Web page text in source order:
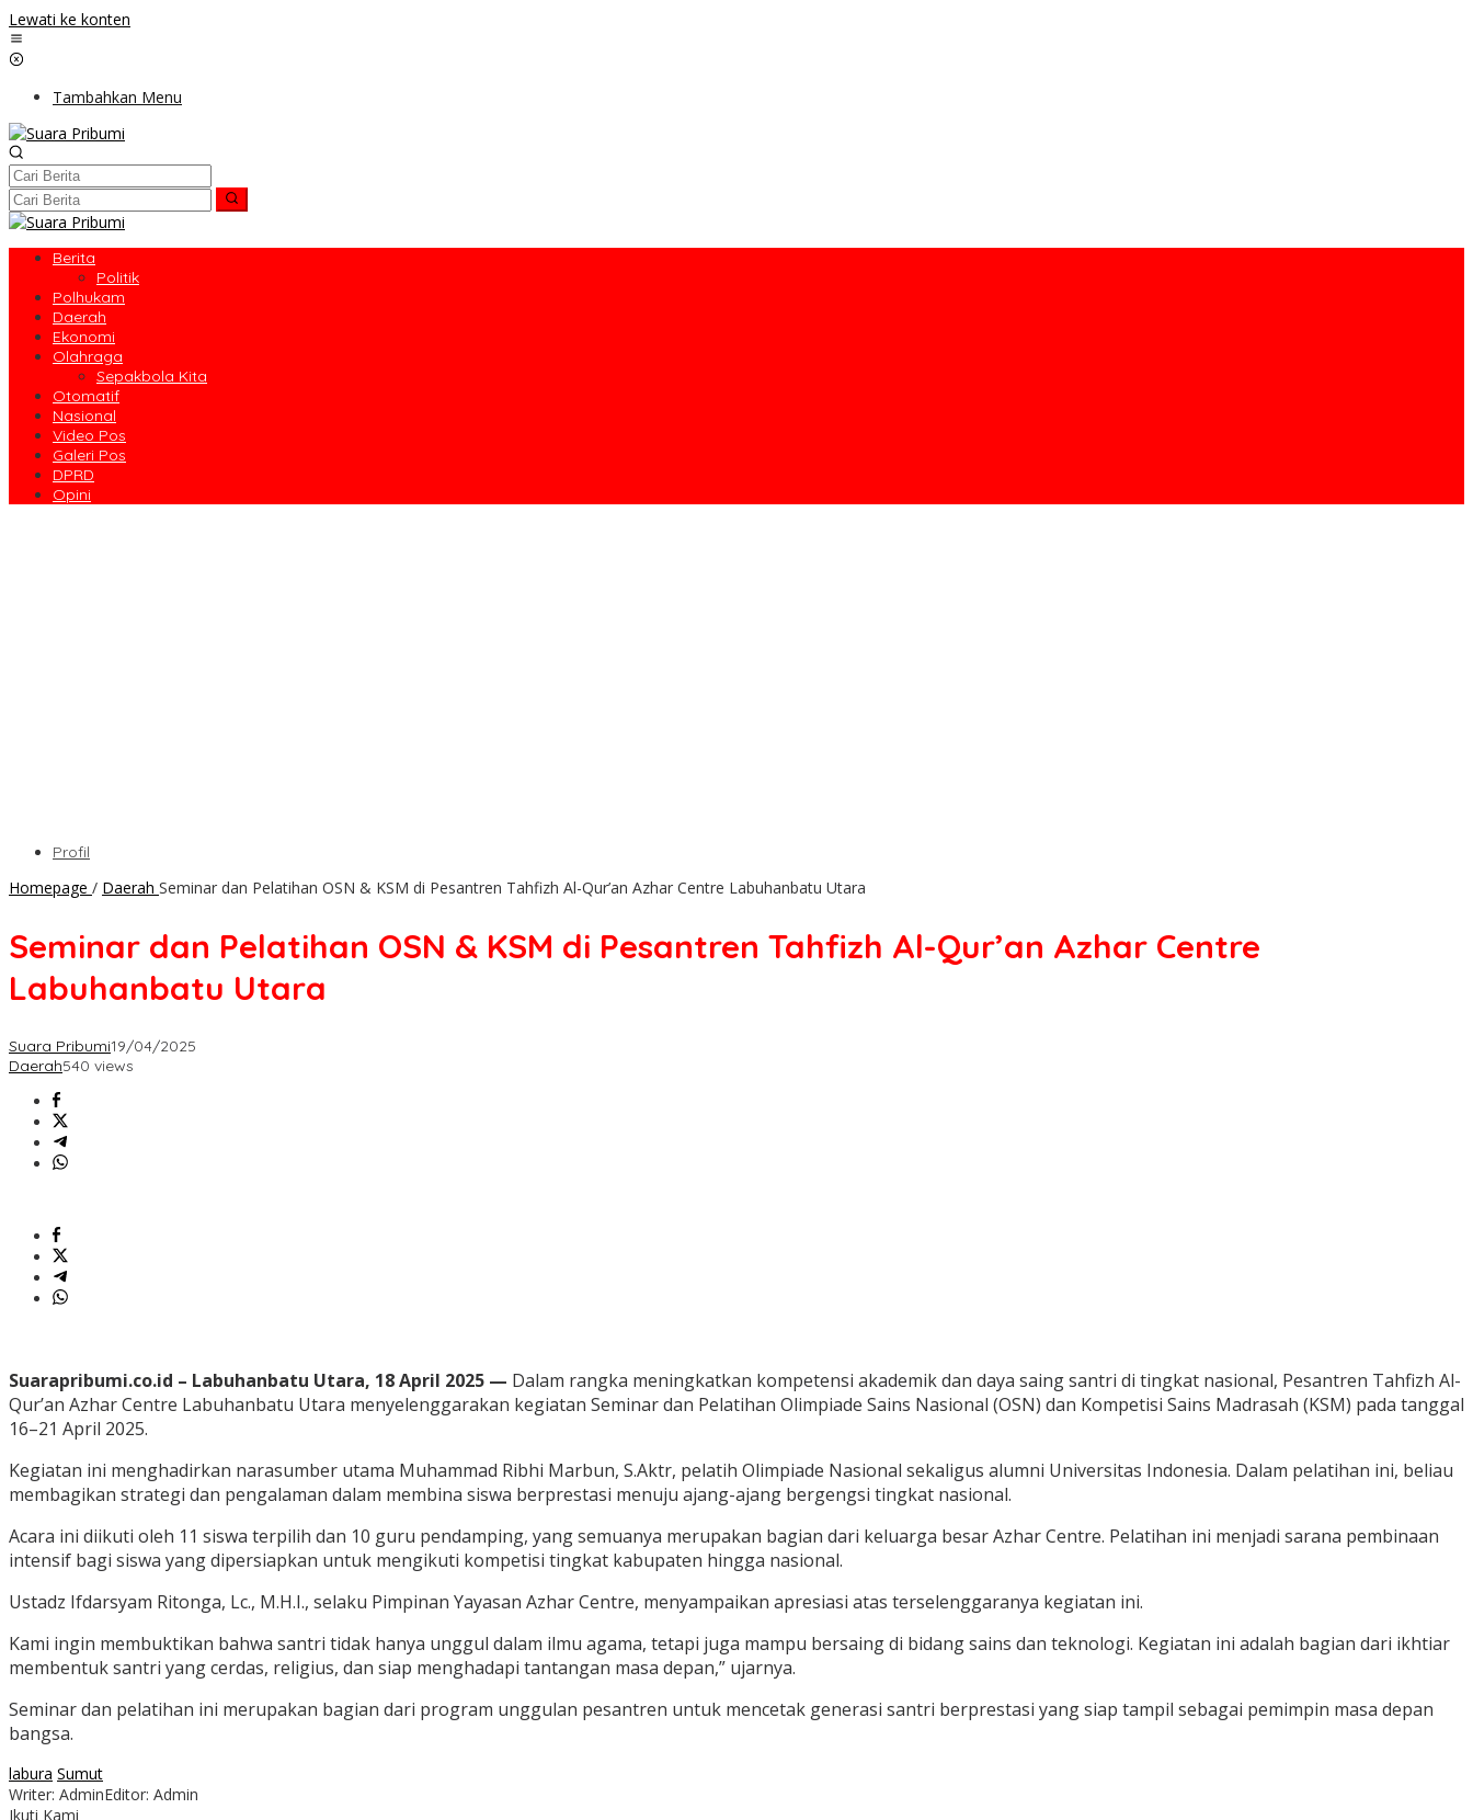
Lewati ke konten
Tambahkan Menu
Berita
Politik
Polhukam
Daerah
Ekonomi
Olahraga
Sepakbola Kita
Otomatif
Nasional
Video Pos
Galeri Pos
DPRD
Opini
Profil
Homepage / Daerah Seminar dan Pelatihan OSN & KSM di Pesantren Tahfizh Al-Qur’an Azhar Centre Labuhanbatu Utara
Seminar dan Pelatihan OSN & KSM di Pesantren Tahfizh Al-Qur’an Azhar Centre
Labuhanbatu Utara
Suara Pribumi19/04/2025
Daerah540 views
Suarapribumi.co.id – Labuhanbatu Utara, 18 April 2025 — Dalam rangka meningkatkan kompetensi akademik dan daya saing santri di tingkat nasional, Pesantren Tahfizh Al-
Qur’an Azhar Centre Labuhanbatu Utara menyelenggarakan kegiatan Seminar dan Pelatihan Olimpiade Sains Nasional (OSN) dan Kompetisi Sains Madrasah (KSM) pada tanggal
16–21 April 2025.
Kegiatan ini menghadirkan narasumber utama Muhammad Ribhi Marbun, S.Aktr, pelatih Olimpiade Nasional sekaligus alumni Universitas Indonesia. Dalam pelatihan ini, beliau
membagikan strategi dan pengalaman dalam membina siswa berprestasi menuju ajang-ajang bergengsi tingkat nasional.
Acara ini diikuti oleh 11 siswa terpilih dan 10 guru pendamping, yang semuanya merupakan bagian dari keluarga besar Azhar Centre. Pelatihan ini menjadi sarana pembinaan
intensif bagi siswa yang dipersiapkan untuk mengikuti kompetisi tingkat kabupaten hingga nasional.
Ustadz Ifdarsyam Ritonga, Lc., M.H.I., selaku Pimpinan Yayasan Azhar Centre, menyampaikan apresiasi atas terselenggaranya kegiatan ini.
Kami ingin membuktikan bahwa santri tidak hanya unggul dalam ilmu agama, tetapi juga mampu bersaing di bidang sains dan teknologi. Kegiatan ini adalah bagian dari ikhtiar
membentuk santri yang cerdas, religius, dan siap menghadapi tantangan masa depan,” ujarnya.
Seminar dan pelatihan ini merupakan bagian dari program unggulan pesantren untuk mencetak generasi santri berprestasi yang siap tampil sebagai pemimpin masa depan
bangsa.
labura Sumut
Writer: AdminEditor: Admin
Ikuti Kami